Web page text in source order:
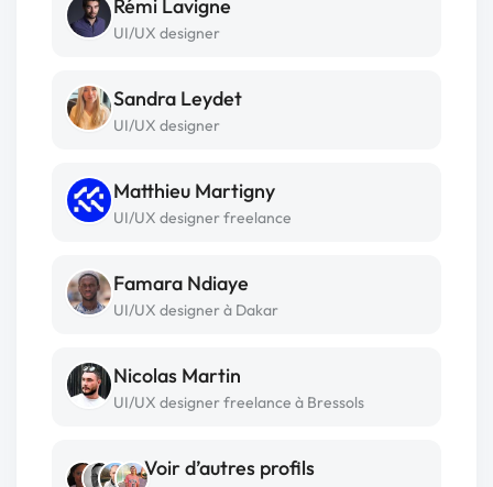
Rémi Lavigne
UI/UX designer
Sandra Leydet
UI/UX designer
Matthieu Martigny
UI/UX designer freelance
Famara Ndiaye
UI/UX designer à Dakar
Nicolas Martin
UI/UX designer freelance à Bressols
Voir d’autres profils